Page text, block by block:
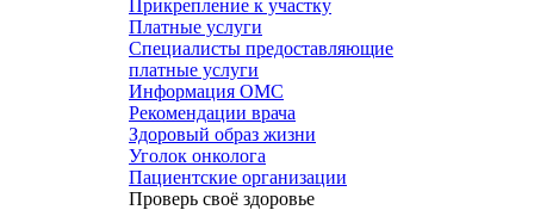
Прикрепление к участку
Платные услуги
Специалисты предоставляющие
платные услуги
Информация ОМС
Рекомендации врача
Здоровый образ жизни
Уголок онколога
Пациентские организации
Проверь своё здоровье